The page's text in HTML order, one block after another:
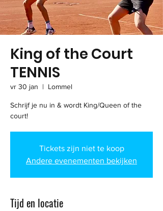
King of the Court
TENNIS
vr 30 jan
  |
Lommel
Schrijf je nu in & wordt King/Queen of the
court!
Tickets zijn niet te koop
Andere evenementen bekijken
Tijd en locatie